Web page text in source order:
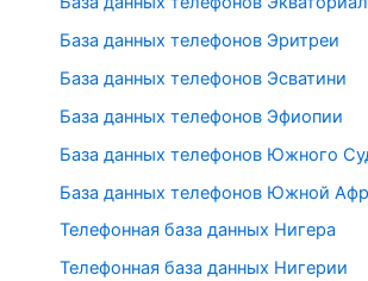
База данных телефонов Эритреи
База данных телефонов Эсватини
База данных телефонов Эфиопии
База данных телефонов Южного
База данных телефонов Южной
Телефонная база данных Нигера
Телефонная база данных Нигерии